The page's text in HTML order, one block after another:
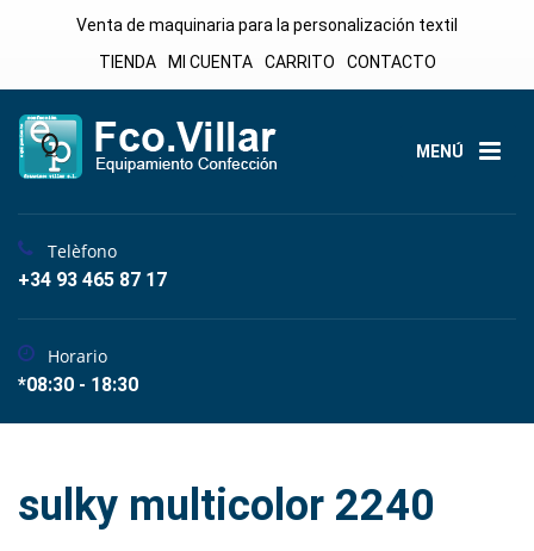
Venta de maquinaria para la personalización textil
TIENDA
MI CUENTA CARRITO CONTACTO
MENÚ
Telèfono
+34 93 465 87 17
Horario
*08:30 - 18:30
sulky multicolor 2240